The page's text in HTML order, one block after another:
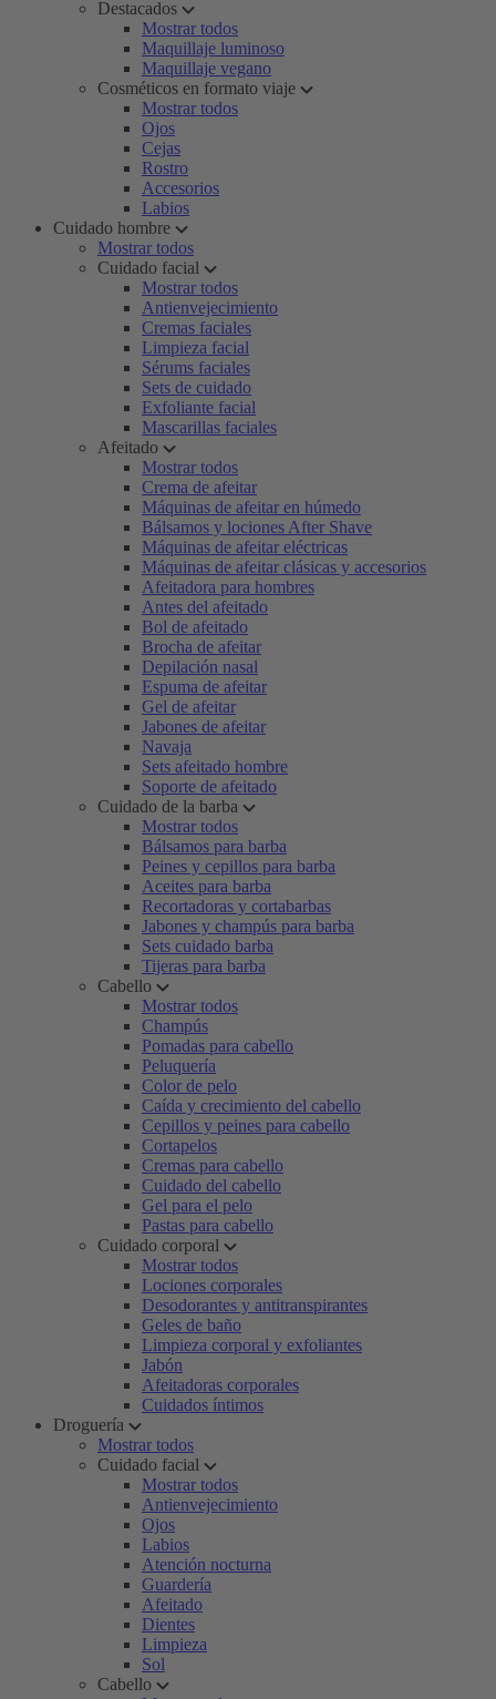
Destacados
Mostrar todos
Maquillaje luminoso
Maquillaje vegano
Cosméticos en formato viaje
Mostrar todos
Ojos
Cejas
Rostro
Accesorios
Labios
Cuidado hombre
Mostrar todos
Cuidado facial
Mostrar todos
Antienvejecimiento
Cremas faciales
Limpieza facial
Sérums faciales
Sets de cuidado
Exfoliante facial
Mascarillas faciales
Afeitado
Mostrar todos
Crema de afeitar
Máquinas de afeitar en húmedo
Bálsamos y lociones After Shave
Máquinas de afeitar eléctricas
Máquinas de afeitar clásicas y accesorios
Afeitadora para hombres
Antes del afeitado
Bol de afeitado
Brocha de afeitar
Depilación nasal
Espuma de afeitar
Gel de afeitar
Jabones de afeitar
Navaja
Sets afeitado hombre
Soporte de afeitado
Cuidado de la barba
Mostrar todos
Bálsamos para barba
Peines y cepillos para barba
Aceites para barba
Recortadoras y cortabarbas
Jabones y champús para barba
Sets cuidado barba
Tijeras para barba
Cabello
Mostrar todos
Champús
Pomadas para cabello
Peluquería
Color de pelo
Caída y crecimiento del cabello
Cepillos y peines para cabello
Cortapelos
Cremas para cabello
Cuidado del cabello
Gel para el pelo
Pastas para cabello
Cuidado corporal
Mostrar todos
Lociones corporales
Desodorantes y antitranspirantes
Geles de baño
Limpieza corporal y exfoliantes
Jabón
Afeitadoras corporales
Cuidados íntimos
Droguería
Mostrar todos
Cuidado facial
Mostrar todos
Antienvejecimiento
Ojos
Labios
Atención nocturna
Guardería
Afeitado
Dientes
Limpieza
Sol
Cabello